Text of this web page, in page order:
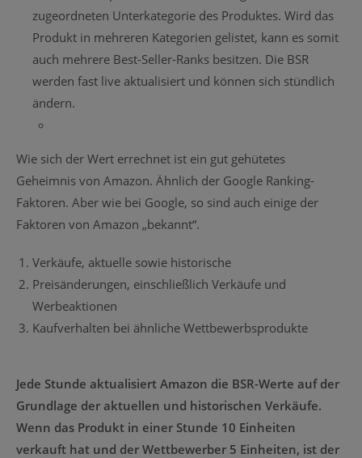
zugeordneten Unterkategorie des Produktes. Wird das
Produkt in mehreren Kategorien gelistet, kann es somit
auch mehrere Best-Seller-Ranks besitzen. Die BSR
werden fast live aktualisiert und können sich stündlich
ändern.
Wie sich der Wert errechnet ist ein gut gehütetes
Geheimnis von Amazon. Ähnlich der Google Ranking-
Faktoren. Aber wie bei Google, so sind auch einige der
Faktoren von Amazon „bekannt“.
Verkäufe, aktuelle sowie historische
Preisänderungen, einschließlich Verkäufe und
Werbeaktionen
Kaufverhalten bei ähnliche Wettbewerbsprodukte
Jede Stunde aktualisiert Amazon die BSR-Werte auf der
Grundlage der aktuellen und historischen Verkäufe.
Wenn das Produkt in einer Stunde 10 Einheiten
verkauft hat und der Wettbewerber 5 Einheiten, ist der